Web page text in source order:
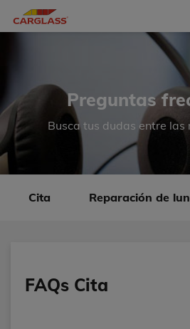
Preguntas
Busca tus dudas entre las
Cita Reparación de
FAQs Cita